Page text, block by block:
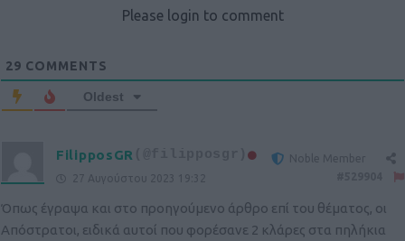
Please login to comment
29 COMMENTS
Oldest
FilipposGR (@filipposgr)
Noble Member
27 Αυγούστου 2023 19:32
Όπως έγραψα και στο προηγούμενο άρθρο επί του θέματος, οι
Απόστρατοι, ειδικά αυτοί που φορέσανε 2 κλάρες στα πηλήκια